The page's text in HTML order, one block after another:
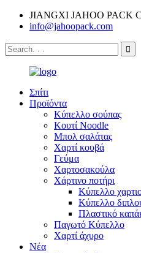
JIANGXI JAHOO PACK
info@jahoopack.com
Σπίτι
Προϊόντα
Κύπελλο σούπας
Κουτί Noodle
Μπολ σαλάτας
Χαρτί κουβά
Γεύμα
Χαρτοσακούλα
Χάρτινο ποτήρι
Κύπελλο
Κύπελλο
Πλαστικό
Παγωτό Κύπελλο
Χαρτί άχυρο
Νέα